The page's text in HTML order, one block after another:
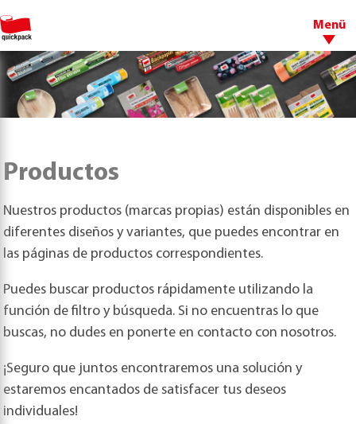
Menü
Productos
Nuestros productos (marcas propias) están disponibles en
diferentes diseños y variantes, que puedes encontrar en
las páginas de productos correspondientes.
Puedes buscar productos rápidamente utilizando la
función de filtro y búsqueda. Si no encuentras lo que
buscas, no dudes en ponerte en contacto con nosotros.
¡Seguro que juntos encontraremos una solución y
estaremos encantados de satisfacer tus deseos
individuales!